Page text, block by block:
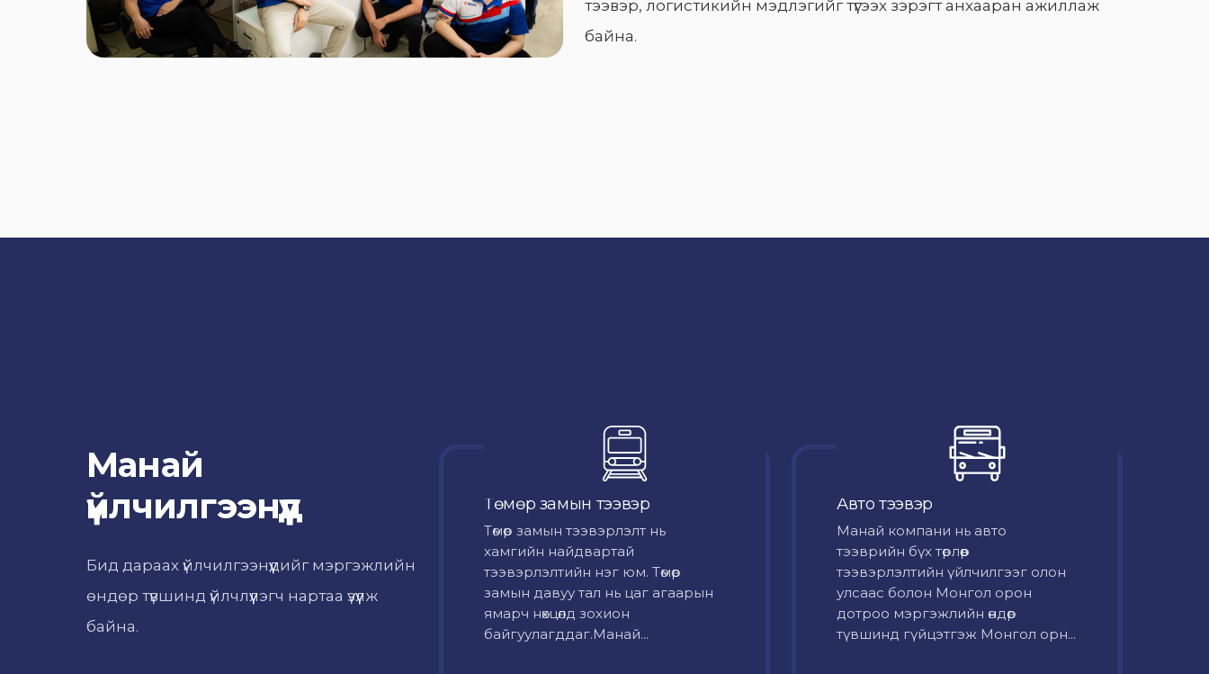
тээвэр, логистикийн мэдлэгийг түгээх зэрэгт анхааран ажиллаж
байна.
Манай
үйлчилгээнүүд
Бид дараах үйлчилгээнүүдийг мэргэжлийн
өндөр түвшинд үйлчлүүлэгч нартаа үзүүлж
байна.
Төмөр замын тээвэр
Төмөр замын тээвэрлэлт нь
хамгийн найдвартай
тээвэрлэлтийн нэг юм. Төмөр
замын давуу тал нь цаг агаарын
ямарч нөхцөлд зохион
байгуулагддаг.Манай...
Авто тээвэр
Mанай компани нь авто
тээврийн бүх төрлөөр
тээвэрлэлтийн үйлчилгээг олон
улсаас болон Монгол орон
дотроо мэргэжлийн өндөр
түвшинд гүйцэтгэж Монгол орн...